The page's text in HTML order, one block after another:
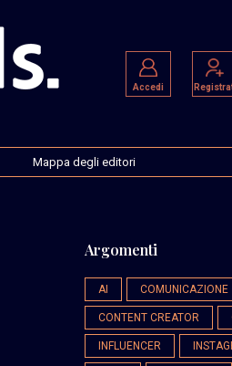
Accedi
Mappa degli editori
Argomenti
AI COMUNICAZIONE
CONTENT CREATOR
INFLUENCER